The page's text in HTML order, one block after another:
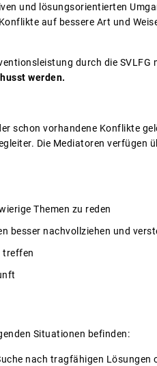
und lösungsorientierten
auf bessere Art und
durch die
werden.
schon vorhandene Konflikte
Die Mediatoren verfügen
Themen zu reden
besser nachvollziehen und
treffen
Situationen befinden:
nach tragfähigen Lösungen